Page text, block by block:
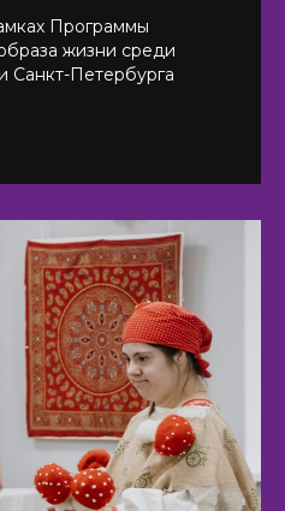
Программы
жизни среди
Санкт-Петербурга